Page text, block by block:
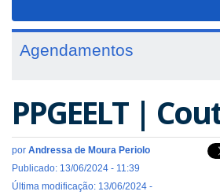
Agendamentos
PPGEELT |
por Andressa de Moura Periolo
Publicado: 13/06/2024 - 11:39
Última modificação: 13/06/2024 -